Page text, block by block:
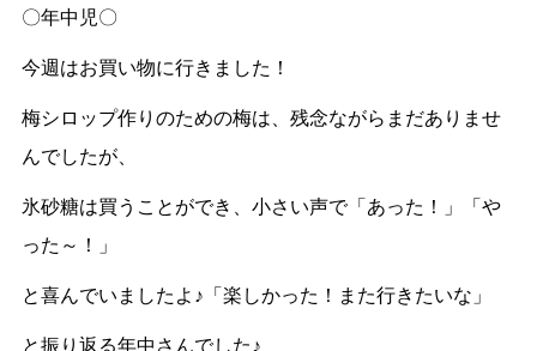
〇年中児〇
今週はお買い物に行きました！
梅シロップ作りのための梅は、残念ながらまだありませ
んでしたが、
氷砂糖は買うことができ、小さい声で「あった！」「や
った～！」
と喜んでいましたよ♪「楽しかった！また行きたいな」
と振り返る年中さんでした♪